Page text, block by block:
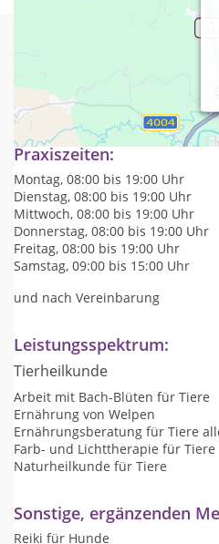
Mobile Praxis
Praxiszeiten:
Montag, 08:00 bis 19:00 Uhr
Dienstag, 08:00 bis 19:00 Uhr
Mittwoch, 08:00 bis 19:00 Uhr
Donnerstag, 08:00 bis 19:00 Uhr
Freitag, 08:00 bis 19:00 Uhr
Samstag, 09:00 bis 15:00 Uhr
und nach Vereinbarung
Leistungsspektrum:
Tierheilkunde
Arbeit mit Bach-Blüten für Tiere
Ernährung von Welpen
Ernährungsberatung für Tiere
Farb- und Lichttherapie für Tiere
Naturheilkunde für Tiere
Sonstige, ergänzenden
Reiki für Hunde